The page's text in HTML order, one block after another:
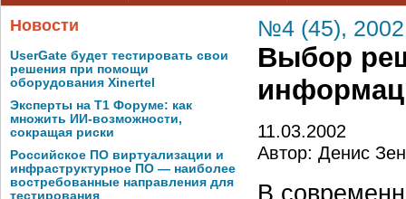
Новости
UserGate будет тестировать свои
решения при помощи
оборудования Xinertel
Эксперты на Т1 Форуме: как
множить ИИ-возможности,
сокращая риски
Российское ПО виртуализации и
инфраструктурное ПО — наиболее
востребованные направления для
тестирования
№4 (45), 2002
Выбор
11.03.2002
Автор: Денис
В